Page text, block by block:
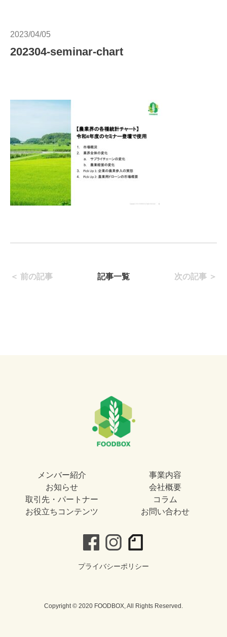
2023/04/05
202304-seminar-chart
＜ 前の記事 記事一覧 次の記事 ＞
メンバー紹介
事業内容
お知らせ
会社概要
取引先・パートナー
コラム
お役立ちコンテンツ
お問い合わせ
プライバシーポリシー
Copyright © 2020 FOODBOX, All Rights Reserved.